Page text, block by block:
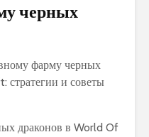
черных
драконов в World Of